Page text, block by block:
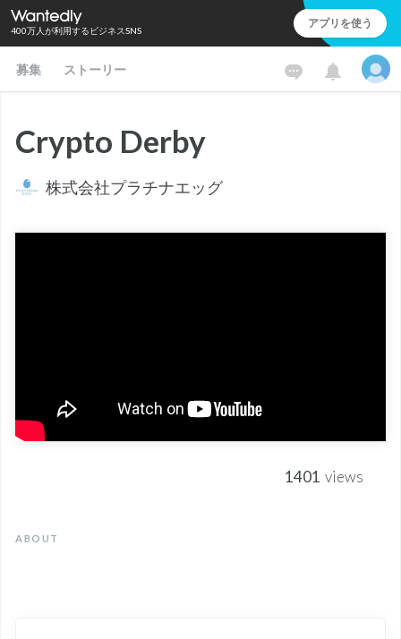
400万人が利用するビジネスSNS アプリを使う
募集 ストーリー
Crypto Derby
株式会社プラチナエッグ
1401 views
ABOUT